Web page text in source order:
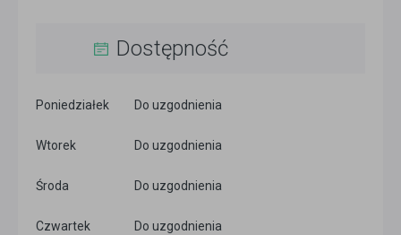
Dostępność
Poniedziałek Do uzgodnienia
Wtorek Do uzgodnienia
Środa Do uzgodnienia
Czwartek Do uzgodnienia